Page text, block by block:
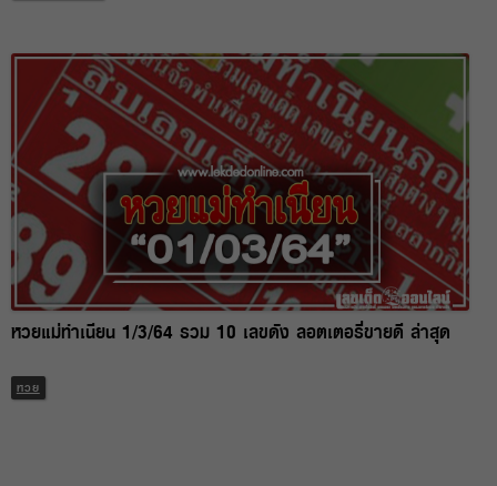
หวยแม่ทำเนียน 1/3/64 รวม 10 เลขดัง ลอตเตอรี่ขายดี ล่าสุด
หวย